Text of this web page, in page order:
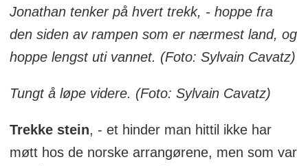
Jonathan tenker på hvert trekk, - hoppe fra
den siden av rampen som er nærmest land, og
hoppe lengst uti vannet. (Foto: Sylvain Cavatz)
Tungt å løpe videre. (Foto: Sylvain Cavatz)
Trekke stein, - et hinder man hittil ikke har
møtt hos de norske arrangørene, men som var